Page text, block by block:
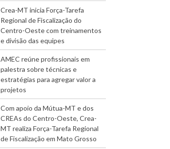
Crea-MT inicia Força-Tarefa
Regional de Fiscalização do
Centro-Oeste com treinamentos
e divisão das equipes
AMEC reúne profissionais em
palestra sobre técnicas e
estratégias para agregar valor a
projetos
Com apoio da Mútua-MT e dos
CREAs do Centro-Oeste, Crea-
MT realiza Força-Tarefa Regional
de Fiscalização em Mato Grosso